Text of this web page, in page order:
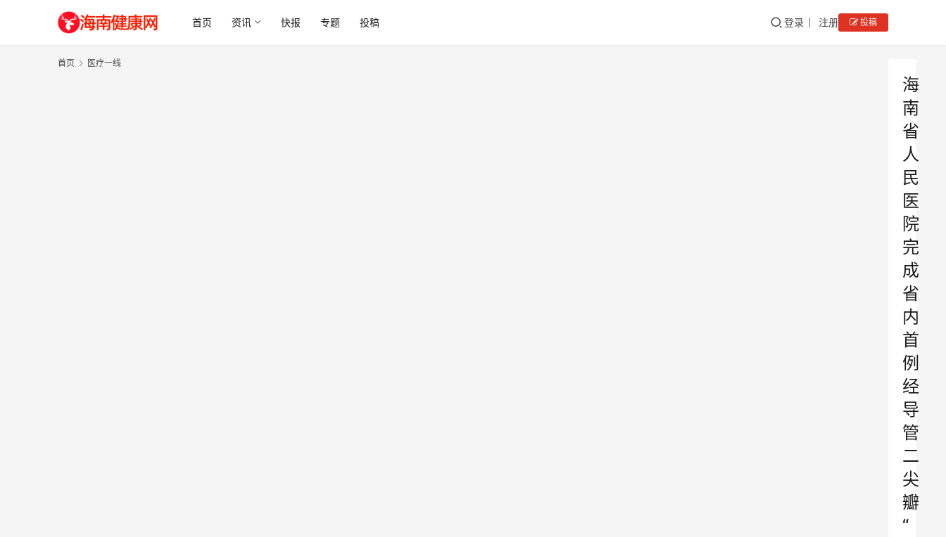
首页 资讯 快报 专题 投稿 登录 注册 投稿
首页 医疗一线
海
南
省
人
民
医
院
完
成
省
内
首
例
经
导
管
二
尖
瓣
“